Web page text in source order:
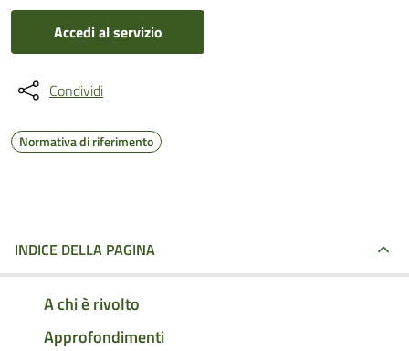
Accedi al servizio
Condividi
Normativa di riferimento
INDICE DELLA PAGINA
A chi è rivolto
Approfondimenti